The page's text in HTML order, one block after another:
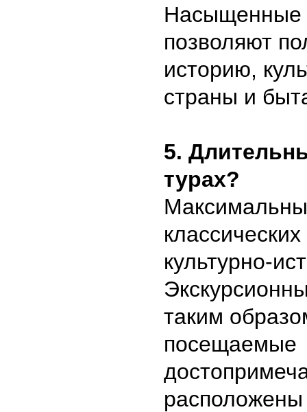
Насыщенные
позволяют
историю,
страны и
5.
турах?
культурно-
таким
посещаемые
расположены